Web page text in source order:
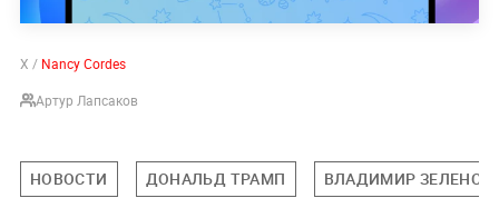
X / Nancy Cordes
Артур Лапсаков
НОВОСТИ ДОНАЛЬД ТРАМП ВЛАДИМИР